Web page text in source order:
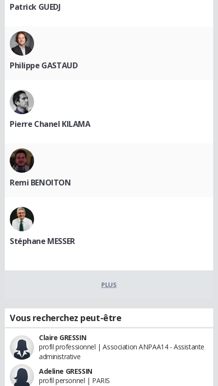
Patrick GUEDJ
Philippe GASTAUD
Pierre Chanel KILAMA
Remi BENOITON
Stéphane MESSER
PLUS
Vous recherchez peut-être
Claire GRESSIN
profil professionnel | Association ANPAA14 - Assistante
administrative
Adeline GRESSIN
profil personnel | PARIS